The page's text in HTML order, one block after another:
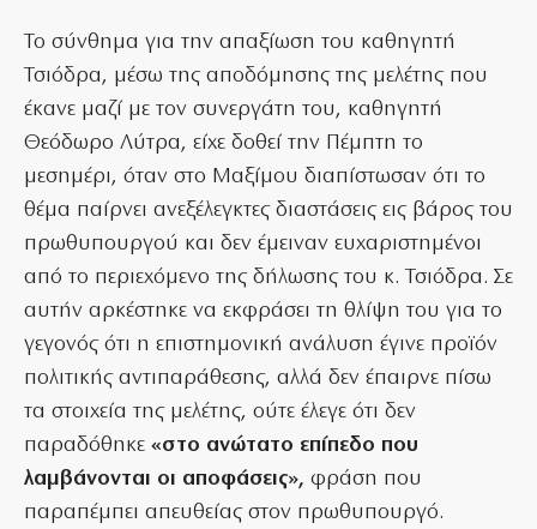
Το σύνθημα για την απαξίωση του καθηγητή
Τσιόδρα, μέσω της αποδόμησης της μελέτης που
έκανε μαζί με τον συνεργάτη του, καθηγητή
Θεόδωρο Λύτρα, είχε δοθεί την Πέμπτη το
μεσημέρι, όταν στο Μαξίμου διαπίστωσαν ότι το
θέμα παίρνει ανεξέλεγκτες διαστάσεις εις βάρος του
πρωθυπουργού και δεν έμειναν ευχαριστημένοι
από το περιεχόμενο της δήλωσης του κ. Τσιόδρα. Σε
αυτήν αρκέστηκε να εκφράσει τη θλίψη του για το
γεγονός ότι η επιστημονική ανάλυση έγινε προϊόν
πολιτικής αντιπαράθεσης, αλλά δεν έπαιρνε πίσω
τα στοιχεία της μελέτης, ούτε έλεγε ότι δεν
παραδόθηκε «στο ανώτατο επίπεδο που
λαμβάνονται οι αποφάσεις», φράση που
παραπέμπει απευθείας στον πρωθυπουργό.